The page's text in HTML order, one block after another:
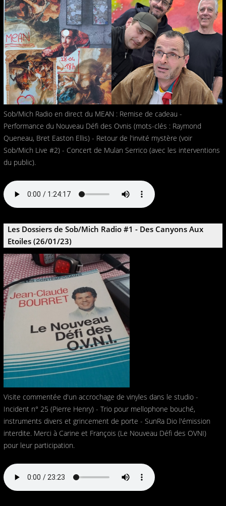
Sob/Mich Radio en direct du MEAN : Remise de cadeau -
Performance du Nouveau Défi des Ovnis (mots-clés : Raymond
Queneau, Bret Easton Ellis) - Retour de l'invité mystère (voir
Sob/Mich Live #2) - Concert de Mulan Serrico (avec les interventions
du public).
Les Dossiers de Sob/Mich Radio #1 - Des Canyons Aux
Etoiles (26/01/23)
Visite commentée d'un accrochage de vinyles dans le studio -
Incident n° 25 (Pierre Henry) - Trio pour mellophone bouché,
instruments divers et grincement de porte - SunRa Dio l'émission
interdite. Merci à Carine et François (Le Nouveau Défi des OVNI)
pour leur participation.